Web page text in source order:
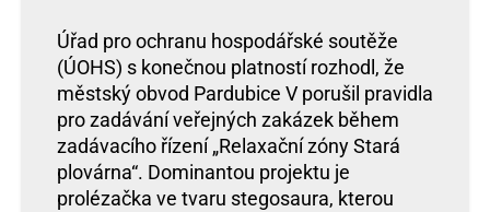
Úřad pro ochranu hospodářské soutěže
(ÚOHS) s konečnou platností rozhodl, že
městský obvod Pardubice V porušil pravidla
pro zadávání veřejných zakázek během
zadávacího řízení „Relaxační zóny Stará
plovárna“. Dominantou projektu je
prolézačka ve tvaru stegosaura, kterou